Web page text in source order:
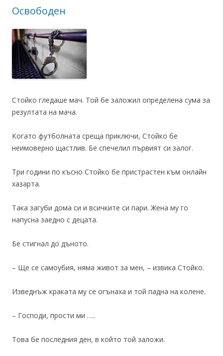
Освободен
Стойко гледаше мач. Той бе заложил определена сума за
резултата на мача.
Когато футболната среща приключи, Стойко бе
неимоверно щастлив. Бе спечелил първият си залог.
Три години по късно Стойко бе пристрастен към онлайн
хазарта.
Така загуби дома си и всичките си пари. Жена му го
напусна заедно с децата.
Бе стигнал до дъното.
– Ще се самоубия, няма живот за мен, – извика Стойко.
Изведнъж краката му се огънаха и той падна на колене.
– Господи, прости ми …..
Това бе последния ден, в който той заложи.